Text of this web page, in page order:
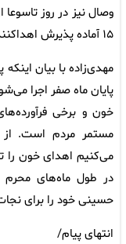
۱۵ آماده پذیرش اهداکنندگان خواهد بود.
مهدی‌زاده با بیان
پایان ماه صفر اجرا
خون و برخی
مستمر مردم است.
می‌کنیم اهدای خون را
در طول ماه‌های محرم
حسینی خود را برای
انتهای پیام/